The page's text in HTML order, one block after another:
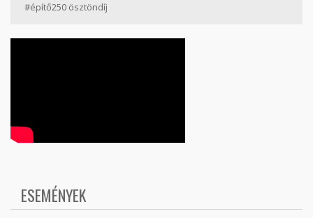
#építő250 ösztöndíj
ESEMÉNYEK